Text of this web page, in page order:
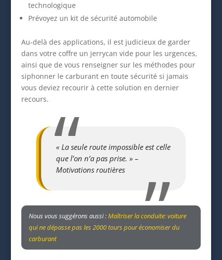
technologique
Prévoyez un kit de sécurité automobile
Au-delà des applications, il est judicieux de garder
dans votre coffre un jerrycan vide pour les urgences,
ainsi que de vous renseigner sur les méthodes pour
siphonner le carburant en toute sécurité si jamais
vous deviez recourir à cette solution en dernier
recours.
« La seule route impossible est celle
que l’on n’a pas prise. » –
Motivations routières
Nous vous suggérons aussi :Maîtriser la conduite: voiture
qui ne dépasse pas les 2000 tours pour économiser du
carburant